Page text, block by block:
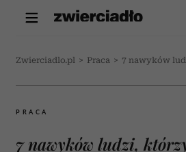
Zwierciadlo.pl > Praca > 7 nawyków
PRACA
7 nawyków ludzi,